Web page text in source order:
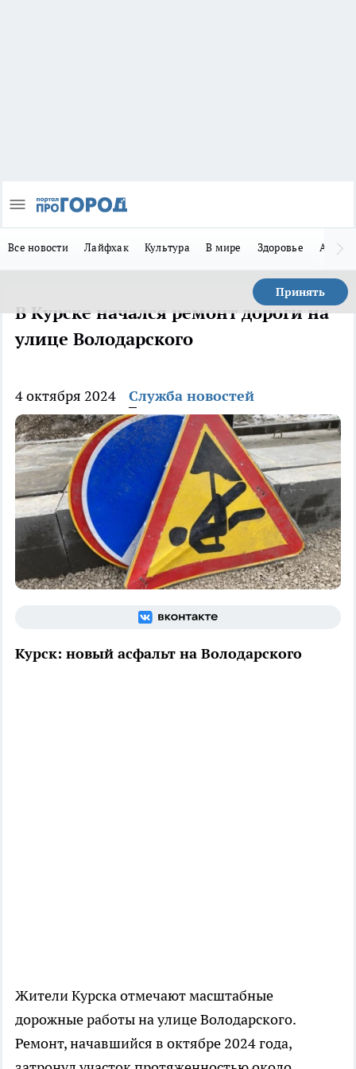
Все новости Лайфхак Культура В мире Здоровье Авто
Принять
В Курске начался ремонт дороги на
улице Володарского
4 октября 2024 Служба новостей
Курск: новый асфальт на Володарского
Жители Курска отмечают масштабные
дорожные работы на улице Володарского.
Ремонт, начавшийся в октябре 2024 года,